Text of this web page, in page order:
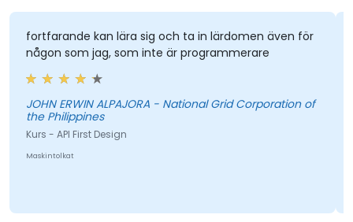
fortfarande kan lära sig och ta in lärdomen även för
någon som jag, som inte är programmerare
JOHN ERWIN ALPAJORA - National Grid Corporation of
the Philippines
Kurs - API First Design
Maskintolkat